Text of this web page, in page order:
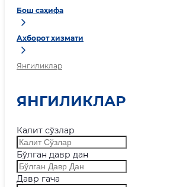
Бош саҳифа
Ахборот хизмати
Янгиликлар
ЯНГИЛИКЛАР
Калит сўзлар
Бўлган давр дан
Давр гача